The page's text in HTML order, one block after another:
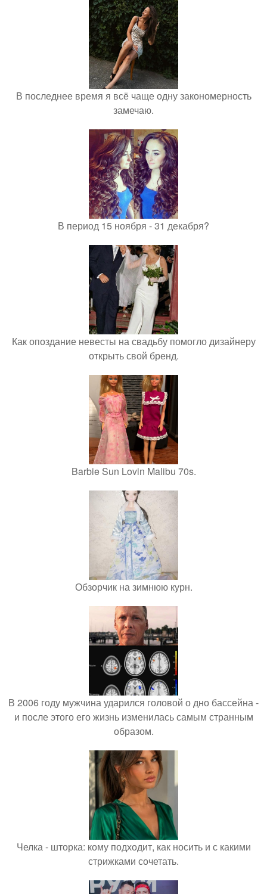
В последнее время я всё чаще одну закономерность
замечаю.
В период 15 ноября - 31 декабря?
Как опоздание невесты на свадьбу помогло дизайнеру
открыть свой бренд.
Barbie Sun Lovin Malibu 70s.
Обзорчик на зимнюю курн.
В 2006 году мужчина ударился головой о дно бассейна -
и после этого его жизнь изменилась самым странным
образом.
Челка - шторка: кому подходит, как носить и с какими
стрижками сочетать.